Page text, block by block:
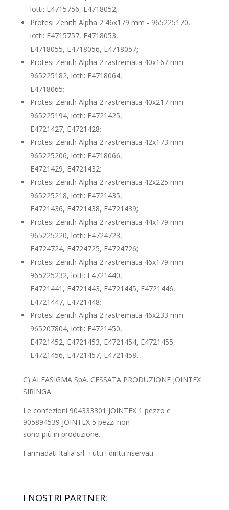
lotti: E4715756, E4718052;
Protesi Zenith Alpha 2 46x179 mm - 965225170,
lotti: E4715757, E4718053,
E4718055, E4718056, E4718057;
Protesi Zenith Alpha 2 rastremata 40x167 mm -
965225182, lotti: E4718064,
E4718065;
Protesi Zenith Alpha 2 rastremata 40x217 mm -
965225194, lotti: E4721425,
E4721427, E4721428;
Protesi Zenith Alpha 2 rastremata 42x173 mm -
965225206, lotti: E4718066,
E4721429, E4721432;
Protesi Zenith Alpha 2 rastremata 42x225 mm -
965225218, lotti: E4721435,
E4721436, E4721438, E4721439;
Protesi Zenith Alpha 2 rastremata 44x179 mm -
965225220, lotti: E4724723,
E4724724, E4724725, E4724726;
Protesi Zenith Alpha 2 rastremata 46x179 mm -
965225232, lotti: E4721440,
E4721441, E4721443, E4721445, E4721446,
E4721447, E4721448;
Protesi Zenith Alpha 2 rastremata 46x233 mm -
965207804, lotti: E4721450,
E4721452, E4721453, E4721454, E4721455,
E4721456, E4721457, E4721458.
C) ALFASIGMA SpA. CESSATA PRODUZIONE JOINTEX
SIRINGA
Le confezioni 904333301 JOINTEX 1 pezzo e
905894539 JOINTEX 5 pezzi non
sono più in produzione.
Farmadati Italia srl. Tutti i diritti riservati
I NOSTRI PARTNER: